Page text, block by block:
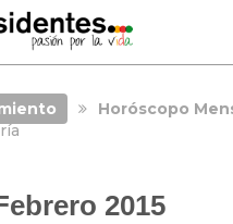
Horóscopo
2015